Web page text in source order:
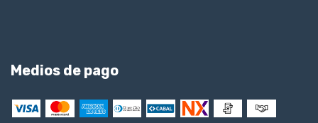
Medios de pago